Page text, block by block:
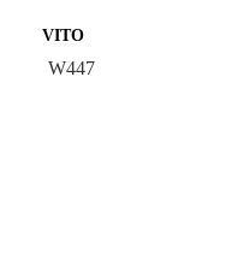
VITO
W447